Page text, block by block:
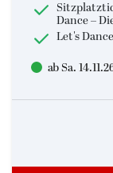
Dance –
Let's
ab Sa.